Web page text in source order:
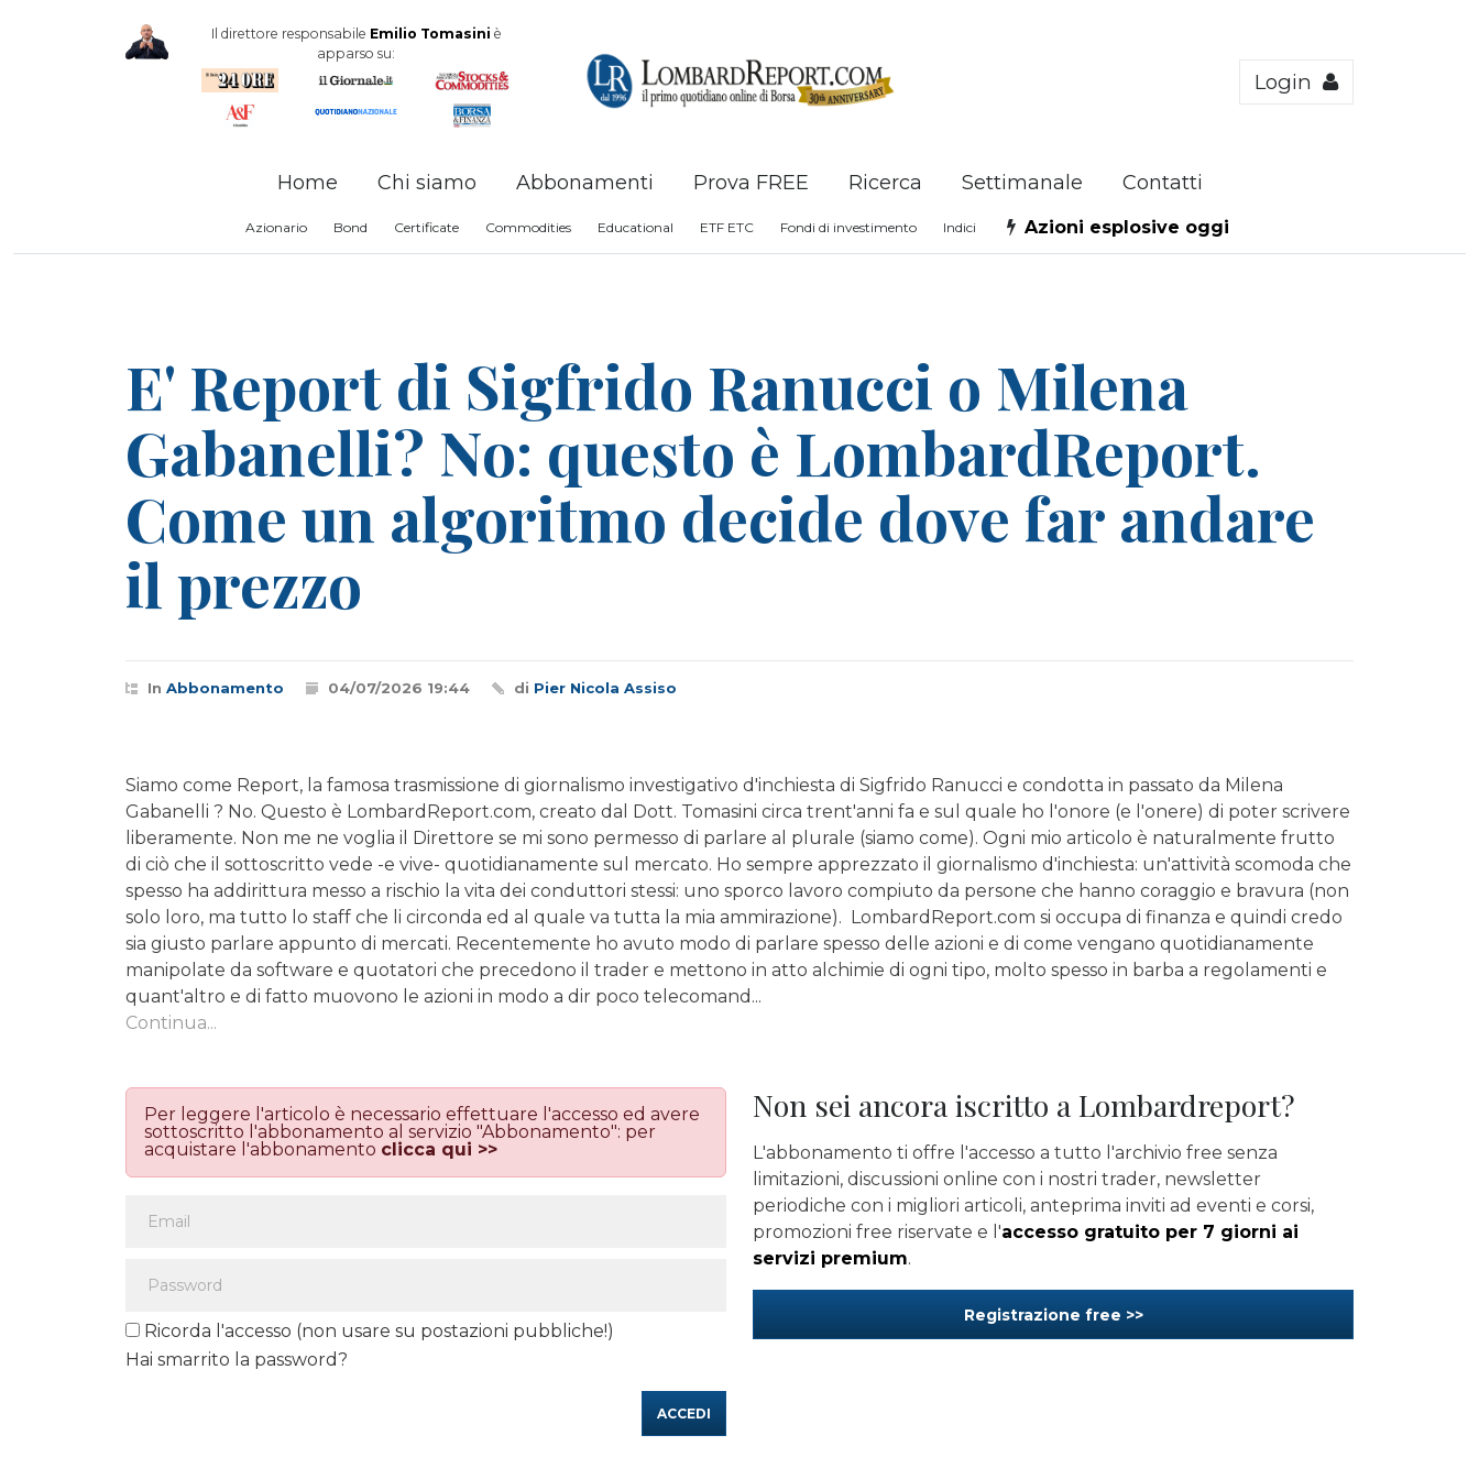
Il direttore responsabile Emilio Tomasini è
apparso su:
Login
Home Chi siamo Abbonamenti Prova FREE Ricerca Settimanale Contatti
Azionario Bond Certificate Commodities Educational ETF ETC Fondi di investimento Indici Azioni esplosive oggi
E' Report di Sigfrido Ranucci o Milena
Gabanelli? No: questo è LombardReport.
Come un algoritmo decide dove far andare
il prezzo
In Abbonamento 04/07/2026 19:44 di Pier Nicola Assiso
Siamo come Report, la famosa trasmissione di giornalismo investigativo d'inchiesta di Sigfrido Ranucci e condotta in passato da Milena
Gabanelli ? No. Questo è LombardReport.com, creato dal Dott. Tomasini circa trent'anni fa e sul quale ho l'onore (e l'onere) di poter scrivere
liberamente. Non me ne voglia il Direttore se mi sono permesso di parlare al plurale (siamo come). Ogni mio articolo è naturalmente frutto
di ciò che il sottoscritto vede -e vive- quotidianamente sul mercato. Ho sempre apprezzato il giornalismo d'inchiesta: un'attività scomoda che
spesso ha addirittura messo a rischio la vita dei conduttori stessi: uno sporco lavoro compiuto da persone che hanno coraggio e bravura (non
solo loro, ma tutto lo staff che li circonda ed al quale va tutta la mia ammirazione). LombardReport.com si occupa di finanza e quindi credo
sia giusto parlare appunto di mercati. Recentemente ho avuto modo di parlare spesso delle azioni e di come vengano quotidianamente
manipolate da software e quotatori che precedono il trader e mettono in atto alchimie di ogni tipo, molto spesso in barba a regolamenti e
quant'altro e di fatto muovono le azioni in modo a dir poco telecomand...
Continua...
Per leggere l'articolo è necessario effettuare l'accesso ed avere
sottoscritto l'abbonamento al servizio "Abbonamento": per
acquistare l'abbonamento clicca qui >>
Ricorda l'accesso (non usare su postazioni pubbliche!)
Hai smarrito la password?
Non sei ancora iscritto a Lombardreport?
L'abbonamento ti offre l'accesso a tutto l'archivio free senza
limitazioni, discussioni online con i nostri trader, newsletter
periodiche con i migliori articoli, anteprima inviti ad eventi e corsi,
promozioni free riservate e l'accesso gratuito per 7 giorni ai
servizi premium.
Registrazione free >>